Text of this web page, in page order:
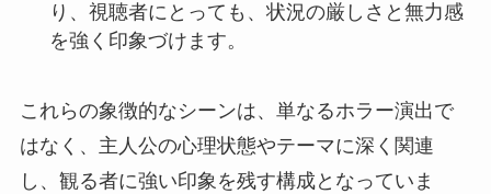
り、視聴者にとっても、状況の厳しさと無力感
を強く印象づけます。
これらの象徴的なシーンは、単なるホラー演出で
はなく、主人公の心理状態やテーマに深く関連
し、観る者に強い印象を残す構成となっていま